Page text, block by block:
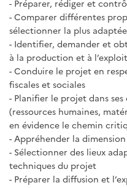
- Préparer, rédiger et
- Comparer différentes
sélectionner la plus
- Identifier, demander et
à la production et à
- Conduire le projet en
fiscales et sociales
- Planifier le projet dans
(ressources humaines,
en évidence le chemin
- Appréhender la
- Sélectionner des lieux
techniques du projet
- Préparer la diffusion et